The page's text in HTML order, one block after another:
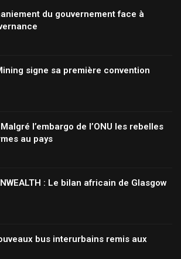
du gouvernement face à
signe sa première convention
Malgré l’embargo de l’ONU les rebelles
au pays
: Le bilan africain de Glasgow
bus interurbains remis aux